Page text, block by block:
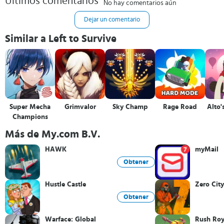
No hay comentarios aún
Dejar un comentario
Similar a Left to Survive
Super Mecha
Champions
Grimvalor Sky Champ Rage Road
Más de My.com B.V.
HAWK
Obtener
Hustle Castle
Obtener
Warface: Global
myMail
Zero City
Rush